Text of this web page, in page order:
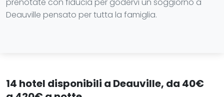
Deauville pensato per tutta la famiglia.
14 hotel disponibili a Deauville, da 40€